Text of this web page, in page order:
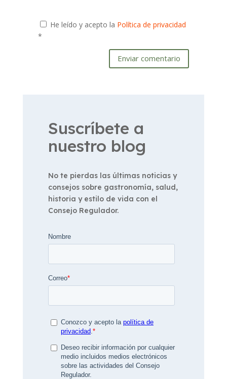
He leído y acepto la Política de privacidad
*
Enviar comentario
Suscríbete a
nuestro blog
No te pierdas las últimas noticias y
consejos sobre gastronomía, salud,
historia y estilo de vida con el
Consejo Regulador.